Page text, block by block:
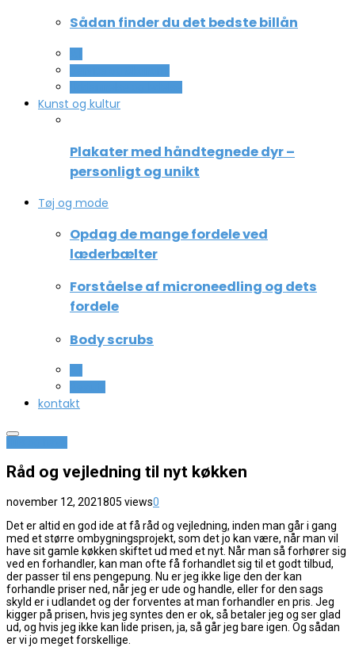
Sådan finder du det bedste billån
Kunst og kultur
Plakater med håndtegnede dyr –
personligt og unikt
Tøj og mode
Opdag de mange fordele ved
læderbælter
Forståelse af microneedling og dets
fordele
Body scrubs
kontakt
Råd og vejledning til nyt køkken
november 12, 2021805 views0
Det er altid en god ide at få råd og vejledning, inden man går i gang
med et større ombygningsprojekt, som det jo kan være, når man vil
have sit gamle køkken skiftet ud med et nyt. Når man så forhører sig
ved en forhandler, kan man ofte få forhandlet sig til et godt tilbud,
der passer til ens pengepung. Nu er jeg ikke lige den der kan
forhandle priser ned, når jeg er ude og handle, eller for den sags
skyld er i udlandet og der forventes at man forhandler en pris. Jeg
kigger på prisen, hvis jeg syntes den er ok, så betaler jeg og ser glad
ud, og hvis jeg ikke kan lide prisen, ja, så går jeg bare igen. Og sådan
er vi jo meget forskellige.